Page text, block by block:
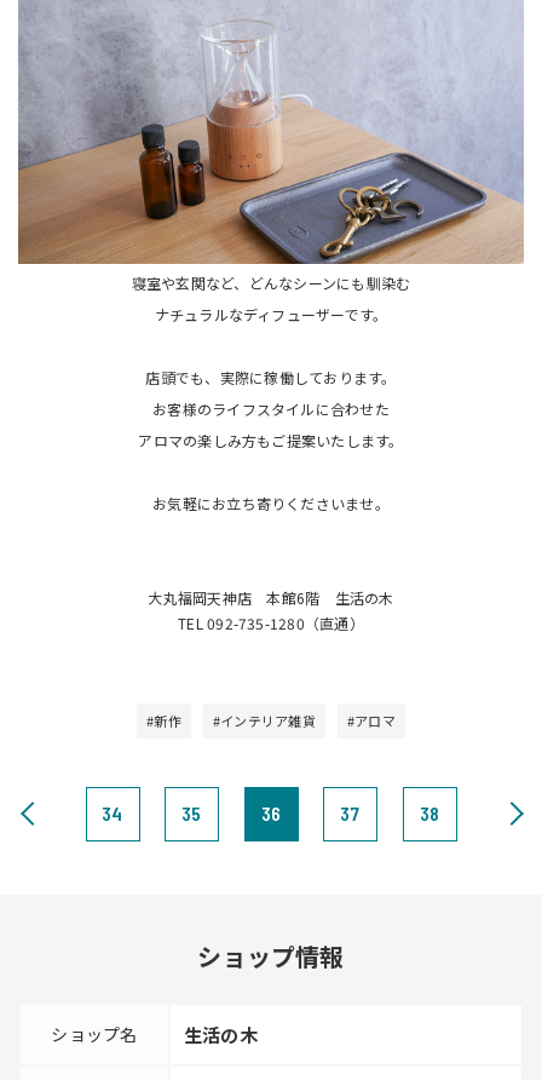
寝室や玄関など、どんなシーンにも馴染む
ナチュラルなディフューザーです。
店頭でも、実際に稼働しております。
お客様のライフスタイルに合わせた
アロマの楽しみ方もご提案いたします。
お気軽にお立ち寄りくださいませ。
大丸福岡天神店 本館6階 生活の木
TEL 092-735-1280（直通）
#新作 #インテリア雑貨 #アロマ
34 35 36 37 38
ショップ情報
ショップ名 生活の木